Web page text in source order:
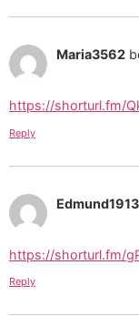
Maria3562
https://shorturl.fm/
Reply
Edmund1913
https://shorturl.fm/
Reply